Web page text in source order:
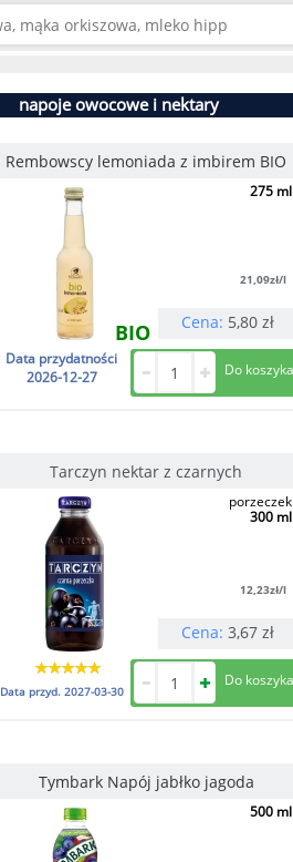
napoje owocowe i nektary
Rembowscy lemoniada z imbirem BIO
BIO
275 ml
21,09zł/l
Cena: 5,80 zł
Data przydatności
2026-12-27
Tarczyn nektar z czarnych
porzeczek
300 ml
12,23zł/l
Cena:3,67 zł
Data przyd. 2027-03-30
Tymbark Napój jabłko jagoda
500 ml